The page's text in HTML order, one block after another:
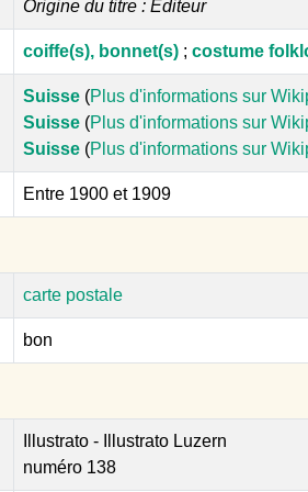
Origine du titre : Editeur
coiffe(s), bonnet(s) ; costume
Suisse (Plus d'informations sur
Suisse (Plus d'informations sur
Suisse (Plus d'informations sur
Entre 1900 et 1909
carte postale
bon
Illustrato - Illustrato Luzern
numéro 138